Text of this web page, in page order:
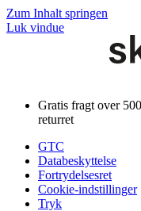
Zum Inhalt springen
Luk vindue
Gratis fragt over
returret
GTC
Databeskyttelse
Fortrydelsesret
Cookie-indstillinger
Tryk